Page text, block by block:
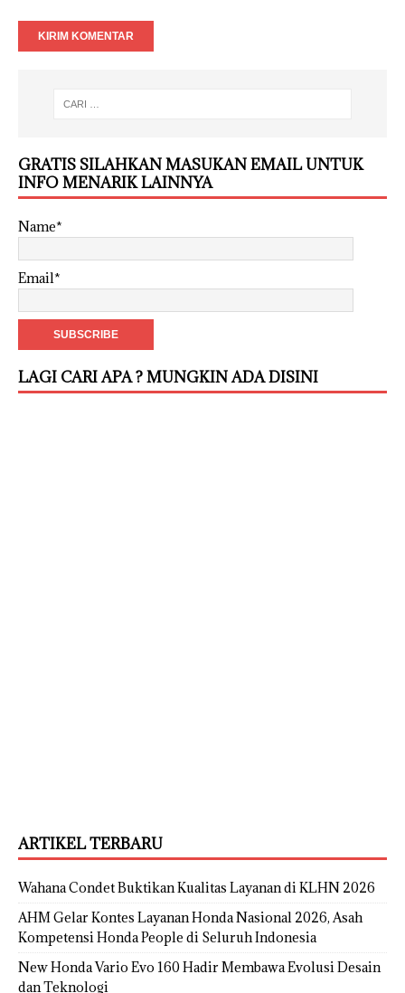
GRATIS SILAHKAN MASUKAN EMAIL UNTUK
INFO MENARIK LAINNYA
Name*
Email*
LAGI CARI APA ? MUNGKIN ADA DISINI
ARTIKEL TERBARU
Wahana Condet Buktikan Kualitas Layanan di KLHN 2026
AHM Gelar Kontes Layanan Honda Nasional 2026, Asah
Kompetensi Honda People di Seluruh Indonesia
New Honda Vario Evo 160 Hadir Membawa Evolusi Desain
dan Teknologi